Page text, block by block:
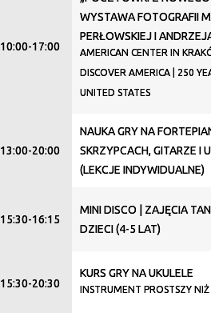
10:00-17:00
WYSTAWA FOTOGRAFII
PERŁOWSKIEJ I ANDRZEJA
AMERICAN CENTER IN
DISCOVER AMERICA | 250
UNITED STATES
13:00-20:00
NAUKA GRY NA
SKRZYPCACH, GITARZE I
(LEKCJE INDYWIDUALNE)
15:30-16:15
MINI DISCO | ZAJĘCIA
DZIECI (4-5 LAT)
15:30-20:30
KURS GRY NA UKULELE
INSTRUMENT PROSTSZY NIŻ